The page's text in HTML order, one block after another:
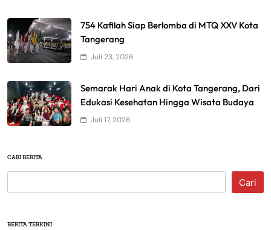
754 Kafilah Siap Berlomba di MTQ XXV Kota
Tangerang
Juli 23, 2026
Semarak Hari Anak di Kota Tangerang, Dari
Edukasi Kesehatan Hingga Wisata Budaya
Juli 17, 2026
CARI BERITA
Cari
BERITA TERKINI